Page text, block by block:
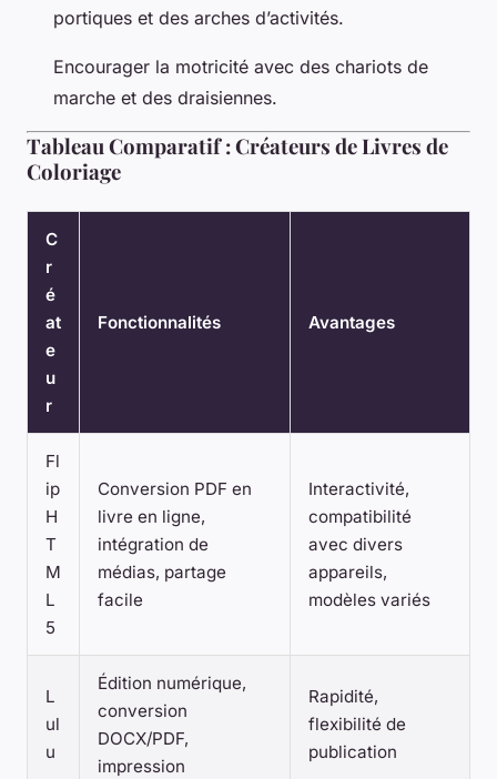
portiques et des arches d’activités.
Encourager la motricité avec des chariots de
marche et des draisiennes.
Tableau Comparatif : Créateurs de Livres de
Coloriage
C
r
é
at
e
u
r
Fonctionnalités Avantages
Fl
ip
H
T
M
L
5
Conversion PDF en
livre en ligne,
intégration de
médias, partage
facile
Interactivité,
compatibilité
avec divers
appareils,
modèles variés
L
ul
u
Édition numérique,
conversion
DOCX/PDF,
impression
Rapidité,
flexibilité de
publication